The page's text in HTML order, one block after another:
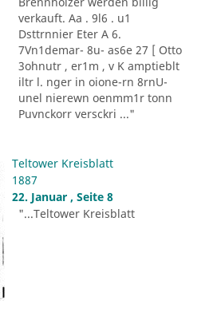
verkauft. Aa . 9l6 . u1
Dsttrnnier Eter A 6.
7Vn1demar- 8u- as6e 27 [ Otto
3ohnutr , er1m , v K amptieblt
iltr l. nger in oione-rn 8rnU-
unel nierewn oenmm1r tonn
Puvnckorr versckri ..."
Teltower Kreisblatt
1887
22. Januar , Seite 8
"...Teltower Kreisblatt